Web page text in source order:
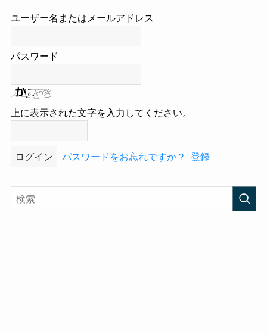
ユーザー名またはメールアドレス
パスワード
上に表示された文字を入力してください。
パスワードをお忘れですか？ 登録